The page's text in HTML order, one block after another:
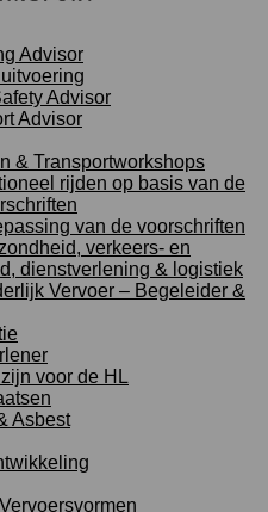
Advisor
Advisor
Advisor
& Transportworkshops
rijden op basis van de
van de voorschriften
verkeers- en
dienstverlening & logistiek
Vervoer – Begeleider &
voor de HL
Asbest